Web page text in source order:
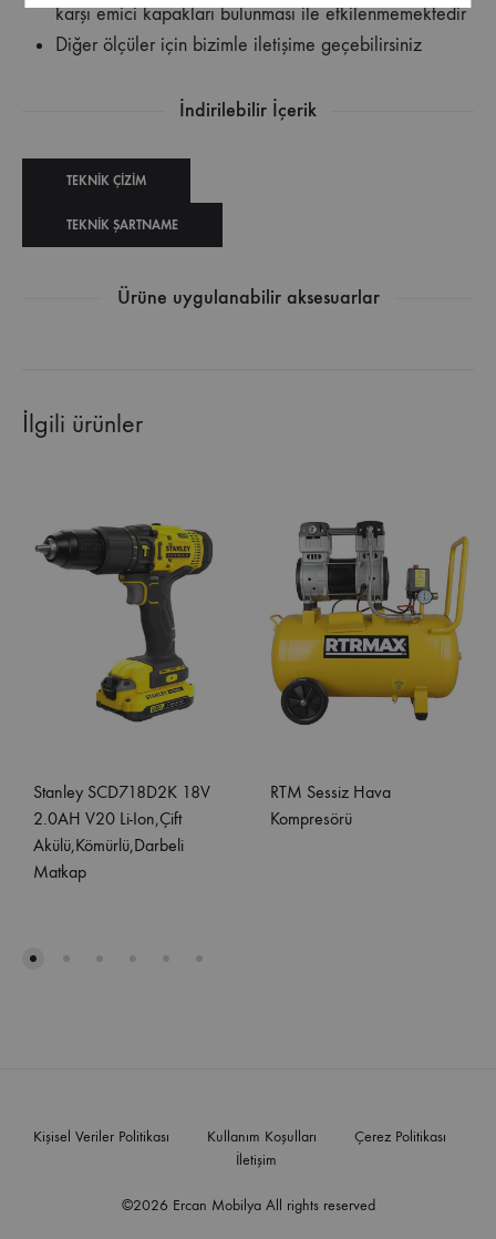
karşı emici kapakları bulunması ile etkilenmemektedir
Diğer ölçüler için bizimle iletişime geçebilirsiniz
İndirilebilir İçerik
TEKNIK ÇIZIM
TEKNIK ŞARTNAME
Ürüne uygulanabilir aksesuarlar
İlgili ürünler
Stanley SCD718D2K 18V
2.0AH V20 Li-Ion,Çift
Akülü,Kömürlü,Darbeli
Matkap
RTM Sessiz Hava
Kompresörü
©2026 Ercan Mobilya All rights reserved
Kişisel Veriler Politikası Kullanım Koşulları
Çerez Politikası
İletişim